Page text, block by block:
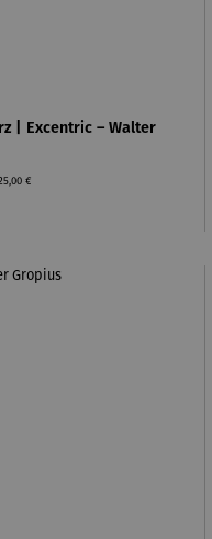
| Excentric – Walter
Preis:
€